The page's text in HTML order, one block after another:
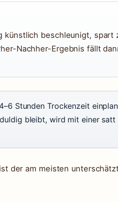
künstlich beschleunigt,
Nachher-Ergebnis fällt
Stunden Trockenzeit
bleibt, wird mit einer
der am meisten